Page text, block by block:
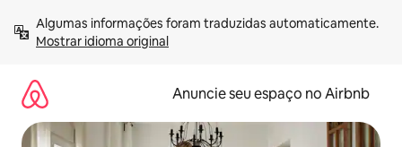
para
Mostrar idioma original
Anuncie seu espaço no Airbnb